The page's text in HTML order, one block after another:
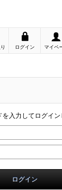
ログイン マイペ
入力してログイン